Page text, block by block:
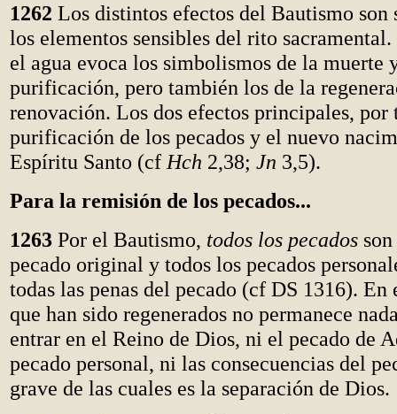
1262 Los distintos efectos del Bautismo
los elementos sensibles del rito
el agua evoca los simbolismos de la muerte
purificación, pero también los de la
renovación. Los dos efectos principales, por
purificación de los pecados y el nuevo
Espíritu Santo (cf Hch 2,38; Jn 3,5).
Para la remisión de los pecados...
1263 Por el Bautismo, todos los pecados
pecado original y todos los pecados
todas las penas del pecado (cf DS 1316). En
que han sido regenerados no permanece
entrar en el Reino de Dios, ni el pecado de
pecado personal, ni las consecuencias del
grave de las cuales es la separación de Dios.